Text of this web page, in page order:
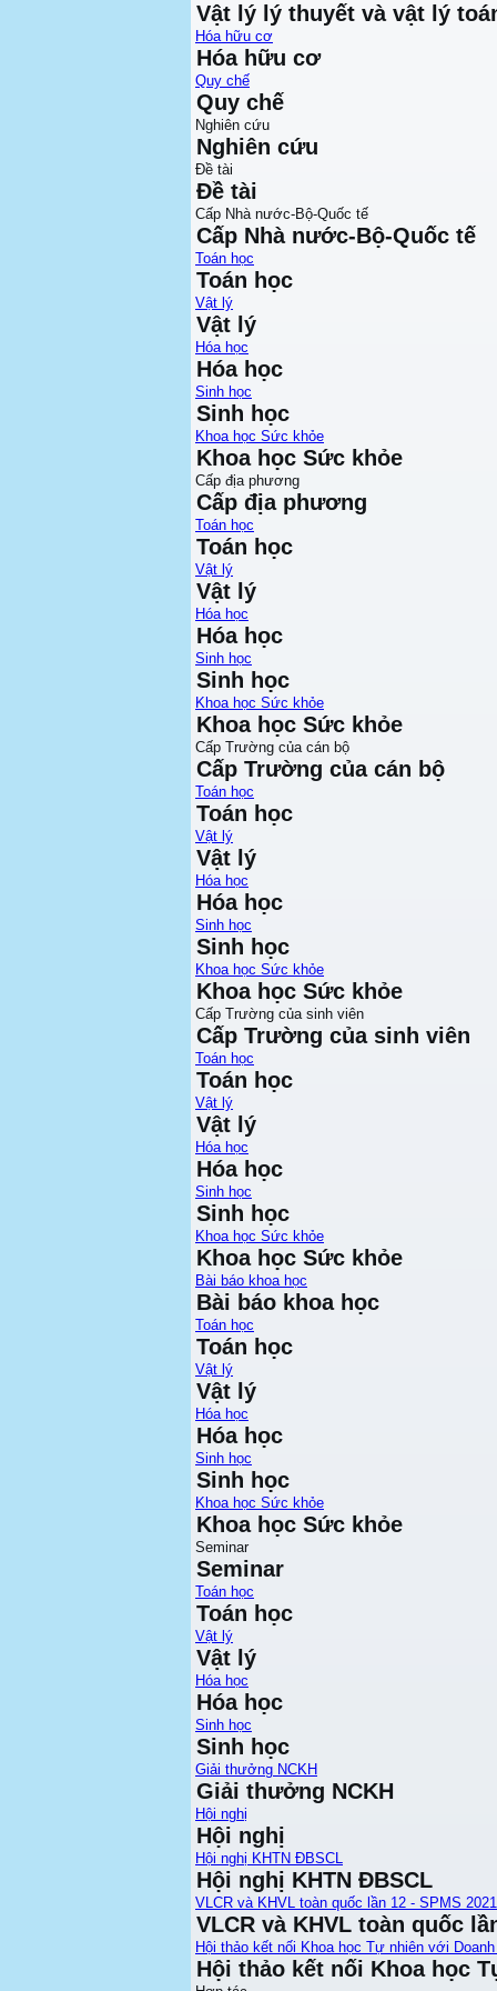
Vật lý lý thuyết và vật lý
Hóa hữu cơ
Hóa hữu cơ
Quy chế
Quy chế
Nghiên cứu
Nghiên cứu
Đề tài
Đề tài
Cấp Nhà nước-Bộ-Quốc tế
Cấp Nhà nước-Bộ-Quốc tế
Toán học
Toán học
Vật lý
Vật lý
Hóa học
Hóa học
Sinh học
Sinh học
Khoa học Sức khỏe
Khoa học Sức khỏe
Cấp địa phương
Cấp địa phương
Toán học
Toán học
Vật lý
Vật lý
Hóa học
Hóa học
Sinh học
Sinh học
Khoa học Sức khỏe
Khoa học Sức khỏe
Cấp Trường của cán bộ
Cấp Trường của cán bộ
Toán học
Toán học
Vật lý
Vật lý
Hóa học
Hóa học
Sinh học
Sinh học
Khoa học Sức khỏe
Khoa học Sức khỏe
Cấp Trường của sinh viên
Cấp Trường của sinh viên
Toán học
Toán học
Vật lý
Vật lý
Hóa học
Hóa học
Sinh học
Sinh học
Khoa học Sức khỏe
Khoa học Sức khỏe
Bài báo khoa học
Bài báo khoa học
Toán học
Toán học
Vật lý
Vật lý
Hóa học
Hóa học
Sinh học
Sinh học
Khoa học Sức khỏe
Khoa học Sức khỏe
Seminar
Seminar
Toán học
Toán học
Vật lý
Vật lý
Hóa học
Hóa học
Sinh học
Sinh học
Giải thưởng NCKH
Giải thưởng NCKH
Hội nghị
Hội nghị
Hội nghị KHTN ĐBSCL
Hội nghị KHTN ĐBSCL
VLCR và KHVL toàn quốc lần 12 - SPMS 2021
VLCR và KHVL toàn quốc
Hội thảo kết nối Khoa học Tự nhiên với
Hội thảo kết nối Khoa học